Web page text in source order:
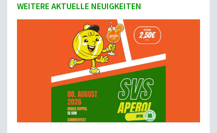
WEITERE AKTUELLE NEUIGKEITEN